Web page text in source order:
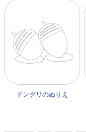
ドングリのぬりえ